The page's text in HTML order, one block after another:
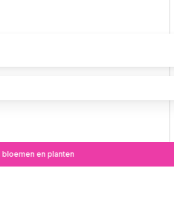
en planten